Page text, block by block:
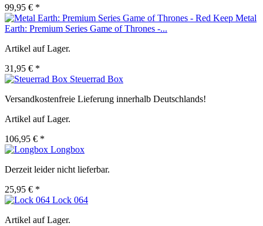
99,95 € *
Metal
Earth: Premium Series Game of Thrones -...
Artikel auf Lager.
31,95 € *
Steuerrad Box
Versandkostenfreie Lieferung innerhalb Deutschlands!
Artikel auf Lager.
106,95 € *
Longbox
Derzeit leider nicht lieferbar.
25,95 € *
Lock 064
Artikel auf Lager.